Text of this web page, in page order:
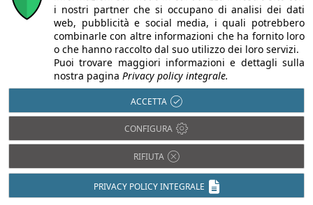
i nostri partner che si occupano di analisi dei dati
web, pubblicità e social media, i quali potrebbero
combinarle con altre informazioni che ha fornito loro
o che hanno raccolto dal suo utilizzo dei loro servizi.
Puoi trovare maggiori informazioni e dettagli sulla
nostra pagina Privacy policy integrale.
ACCETTA
CONFIGURA
RIFIUTA
PRIVACY POLICY INTEGRALE